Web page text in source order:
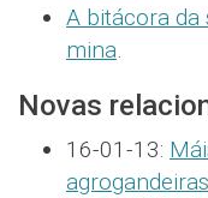
A bitácora da
mina.
Novas
16-01-13: